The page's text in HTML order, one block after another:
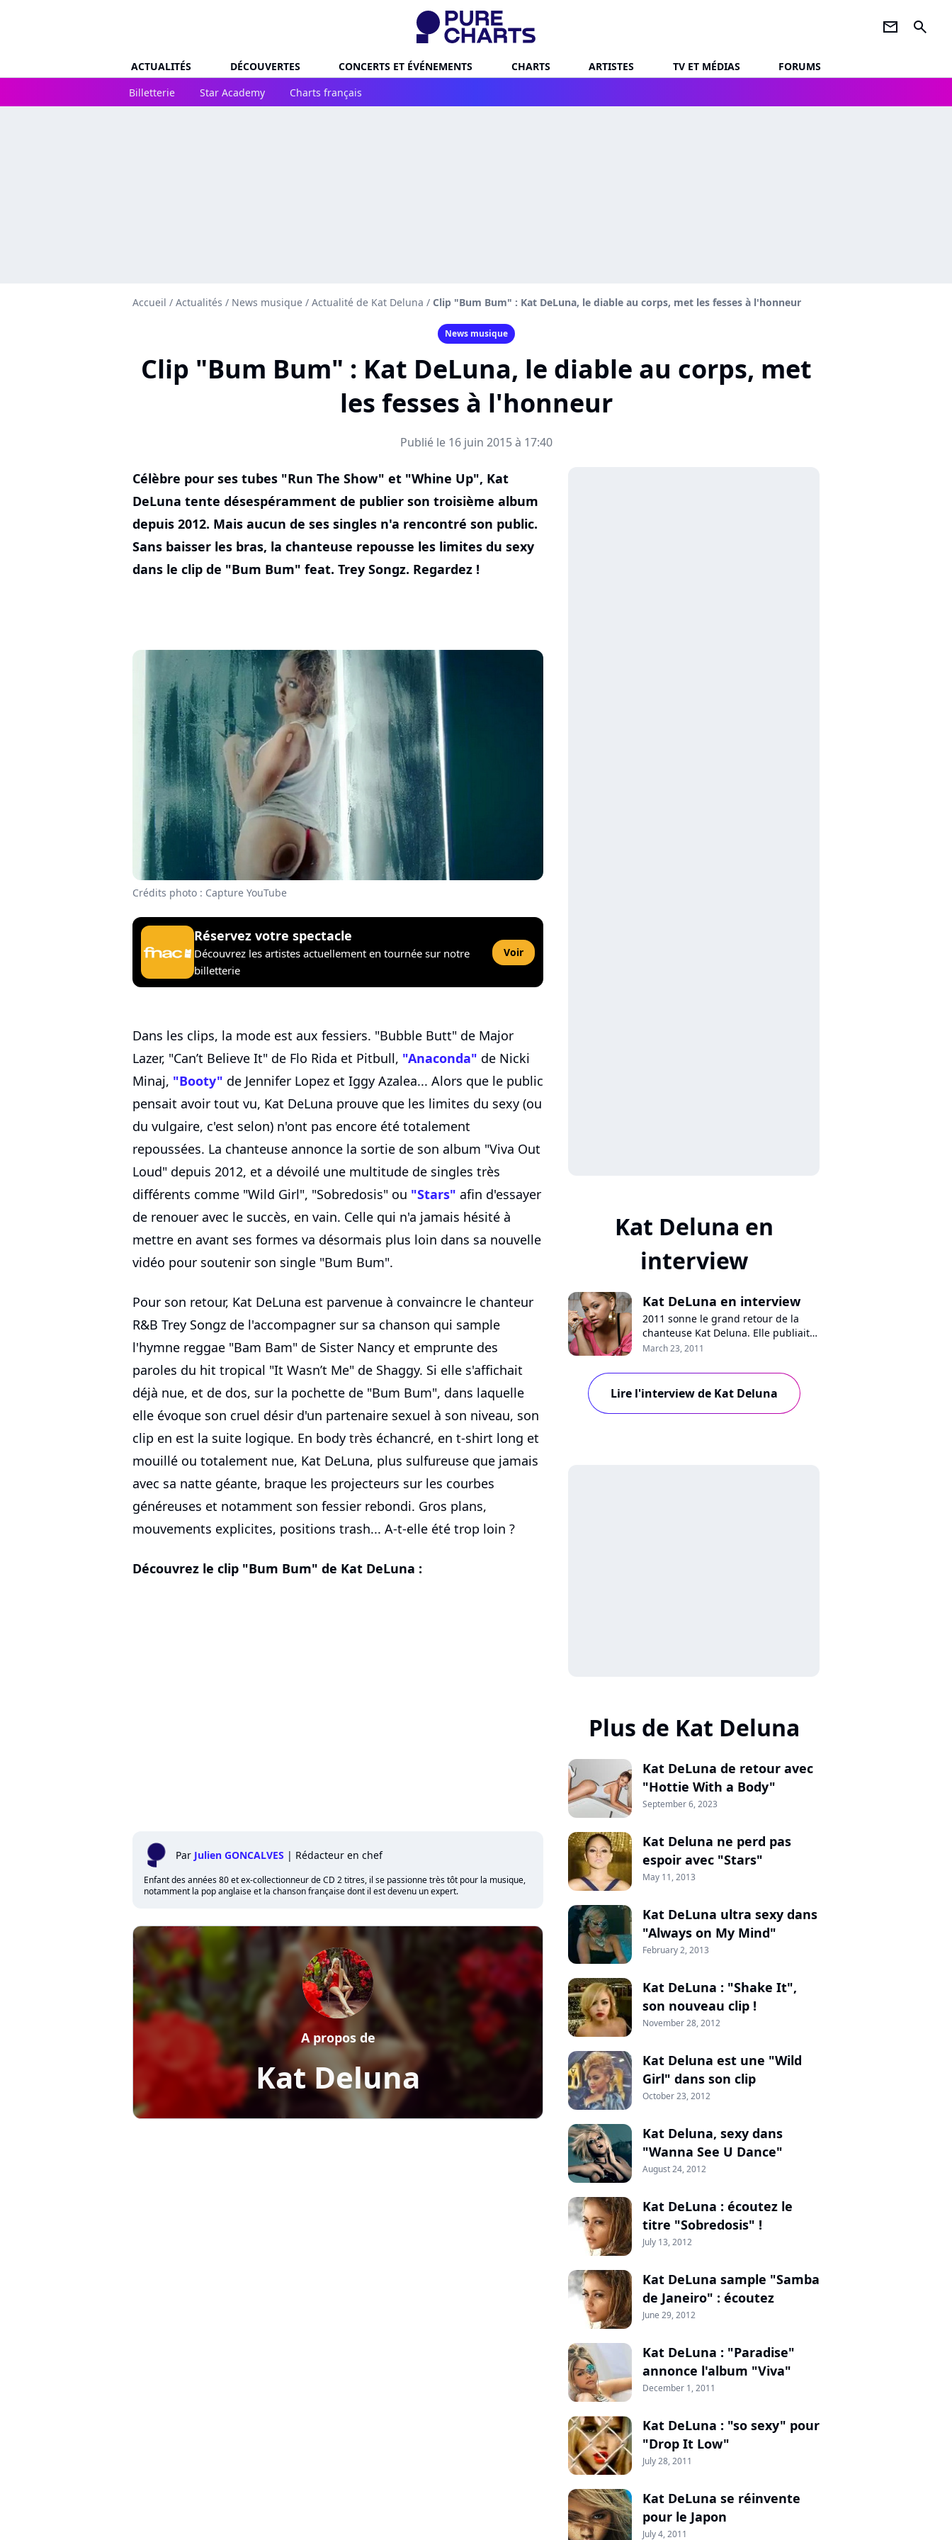
newsletter search
ACTUALITÉS DÉCOUVERTES CONCERTS ET ÉVÉNEMENTS CHARTS ARTISTES TV ET MÉDIAS
FORUMS
Billetterie
Star Academy Charts français
Accueil / Actualités / News musique / Actualité de Kat Deluna / Clip "Bum Bum" : Kat DeLuna, le diable au corps, met les fesses à l'honneur
News musique
Clip "Bum Bum" : Kat DeLuna, le diable au corps, met
les fesses à l'honneur
Publié le 16 juin 2015 à 17:40
Célèbre pour ses tubes "Run The Show" et "Whine Up", Kat
DeLuna tente désespéramment de publier son troisième album
depuis 2012. Mais aucun de ses singles n'a rencontré son public.
Sans baisser les bras, la chanteuse repousse les limites du sexy
dans le clip de "Bum Bum" feat. Trey Songz. Regardez !
Crédits photo : Capture YouTube
Réservez votre spectacle
Découvrez les artistes actuellement en tournée sur notre
billetterie
Voir
Dans les clips, la mode est aux fessiers. "Bubble Butt" de Major
Lazer, "Can’t Believe It" de Flo Rida et Pitbull, "Anaconda" de Nicki
Minaj, "Booty" de Jennifer Lopez et Iggy Azalea... Alors que le public
pensait avoir tout vu, Kat DeLuna prouve que les limites du sexy (ou
du vulgaire, c'est selon) n'ont pas encore été totalement
repoussées. La chanteuse annonce la sortie de son album "Viva Out
Loud" depuis 2012, et a dévoilé une multitude de singles très
différents comme "Wild Girl", "Sobredosis" ou "Stars" afin d'essayer
de renouer avec le succès, en vain. Celle qui n'a jamais hésité à
mettre en avant ses formes va désormais plus loin dans sa nouvelle
vidéo pour soutenir son single "Bum Bum".
Pour son retour, Kat DeLuna est parvenue à convaincre le chanteur
R&B Trey Songz de l'accompagner sur sa chanson qui sample
l'hymne reggae "Bam Bam" de Sister Nancy et emprunte des
paroles du hit tropical "It Wasn’t Me" de Shaggy. Si elle s'affichait
déjà nue, et de dos, sur la pochette de "Bum Bum", dans laquelle
elle évoque son cruel désir d'un partenaire sexuel à son niveau, son
clip en est la suite logique. En body très échancré, en t-shirt long et
mouillé ou totalement nue, Kat DeLuna, plus sulfureuse que jamais
avec sa natte géante, braque les projecteurs sur les courbes
généreuses et notamment son fessier rebondi. Gros plans,
mouvements explicites, positions trash... A-t-elle été trop loin ?
Découvrez le clip "Bum Bum" de Kat DeLuna :
Par Julien GONCALVES | Rédacteur en chef
Enfant des années 80 et ex-collectionneur de CD 2 titres, il se passionne très tôt pour la musique,
notamment la pop anglaise et la chanson française dont il est devenu un expert.
Kat Deluna
A propos de
Kat Deluna en
interview
Kat DeLuna en interview
2011 sonne le grand retour de la
chanteuse Kat Deluna. Elle publiait
le 14 mars son deuxième album
dansants qui feront la joie des
clubbers. A l'occasion de son
"happening parisien" le 16 mars
dernier, nous avons rencontré la
March 23, 2011
Lire l'interview de Kat Deluna
Plus de Kat Deluna
Kat DeLuna de retour avec
"Hottie With a Body"
September 6, 2023
Kat Deluna ne perd pas
espoir avec "Stars"
May 11, 2013
Kat DeLuna ultra sexy dans
"Always on My Mind"
February 2, 2013
Kat DeLuna : "Shake It",
son nouveau clip !
November 28, 2012
Kat Deluna est une "Wild
Girl" dans son clip
October 23, 2012
Kat Deluna, sexy dans
"Wanna See U Dance"
August 24, 2012
Kat DeLuna : écoutez le
titre "Sobredosis" !
July 13, 2012
Kat DeLuna sample "Samba
de Janeiro" : écoutez
June 29, 2012
Kat DeLuna : "Paradise"
annonce l'album "Viva"
December 1, 2011
Kat DeLuna : "so sexy" pour
"Drop It Low"
July 28, 2011
Kat DeLuna se réinvente
pour le Japon
July 4, 2011